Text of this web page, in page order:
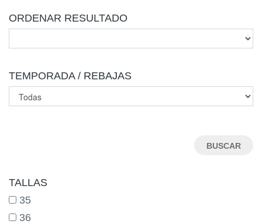
ORDENAR RESULTADO
TEMPORADA / REBAJAS
TALLAS
35
36